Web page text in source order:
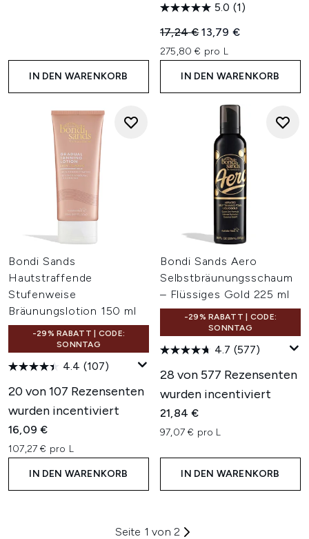
IN DEN WARENKORB
5.0 (1)
Unverbindliche
17,24 €Aktueller Preis:
13,79 €
275,80 € pro L
IN DEN WARENKORB
Bondi Sands
Hautstraffende
Stufenweise
Bräunungslotion 150 ml
-29% RABATT | CODE:
SONNTAG
4.4 (107)
20 von 107 Rezensenten
wurden incentiviert
16,09 €
107,27 € pro L
IN DEN WARENKORB
Bondi Sands Aero
Selbstbräunungsschaum
– Flüssiges Gold 225 ml
-29% RABATT | CODE:
SONNTAG
4.7 (577)
28 von 577 Rezensenten
wurden incentiviert
21,84 €
97,07 € pro L
IN DEN WARENKORB
Seite 1 von 2